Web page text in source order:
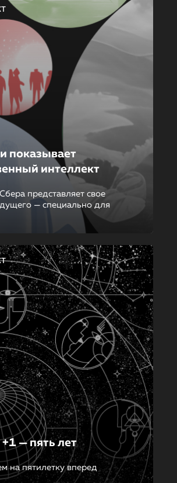
показывает
интеллект
представляет свое
— специально для
— пять лет
на пятилетку вперед